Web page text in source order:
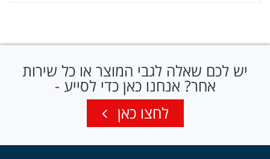
יש לכם שאלה לגבי המוצר או כל שירות
אחר? אנחנו כאן כדי לסייע -
לחצו כאן